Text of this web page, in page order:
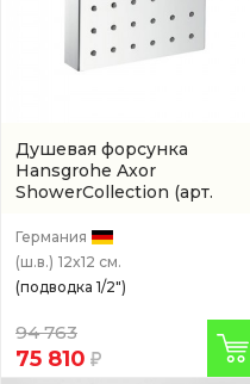
Душевая форсунка
Hansgrohe Axor
ShowerCollection (арт.
Германия
(ш.в.) 12x12 см.
(подводка 1/2")
94 763
75 810